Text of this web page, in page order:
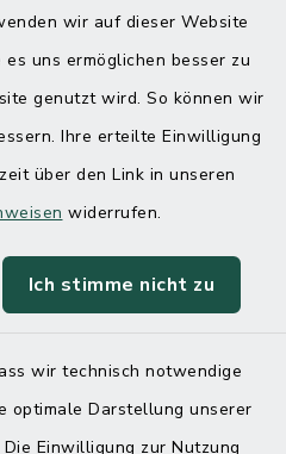
wir auf dieser Website
uns ermöglichen besser zu
genutzt wird. So können wir
Ihre erteilte Einwilligung
über den Link in unseren
widerrufen.
Ich stimme nicht zu
wir technisch notwendige
optimale Darstellung unserer
Einwilligung zur Nutzung